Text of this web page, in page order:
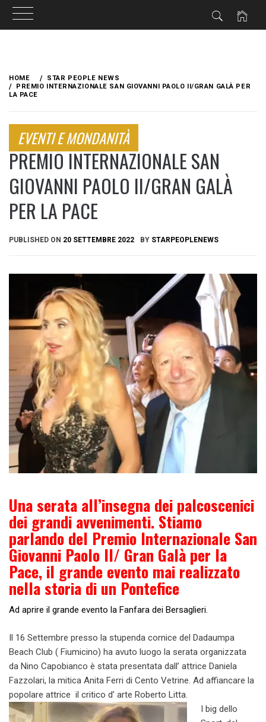
content
HOME
STAR PEOPLE NEWS
PREMIO INTERNAZIONALE SAN GIOVANNI PAOLO II/GRAN GALÀ PER
LA PACE
EVENTI E MONDANITÀ
PREMIO INTERNAZIONALE SAN
GIOVANNI PAOLO II/GRAN GALÀ
PER LA PACE
PUBLISHED ON 20 SETTEMBRE 2022 BY STARPEOPLENEWS
Una serata all’insegna dei palcoscenici
dei grandi avvenimenti. Stiamo
parlando del Premio Internazionale San
Giovanni Paolo II/ Gran Galà per la
Pace, il grande evento mai realizzato
nella storia di un Pontefice
Ad aprire il grande evento la Fanfara dei Bersaglieri.
Il 16 Settembre presso la stupenda cornice del Dadaumpa
Beach Club ( Fiumicino) ha avuto luogo la serata organizzata
da Nino Capobianco è stata presentata dall’ attrice Daniela
Fazzolari, la mitica Anita Ferri di Cento Vetrine. Ad affiancare la
popolare attrice il critico d’ arte Roberto Litta.
I big dello